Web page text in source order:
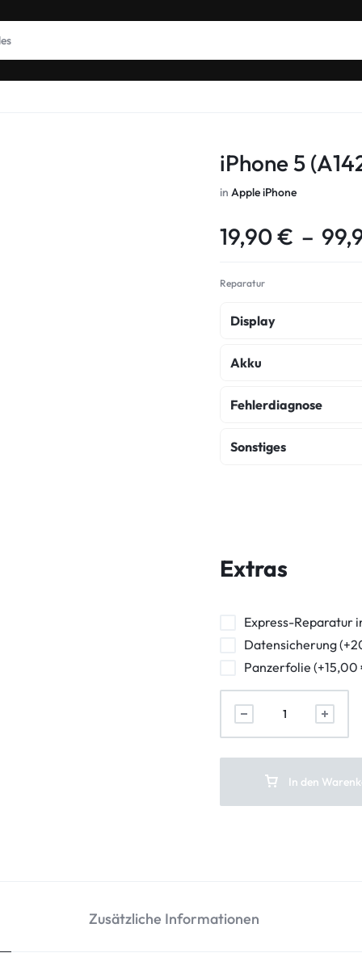
iPhone 5
inApple iPhone
19,90€ –
Reparatur
Display
Display Copy
Akku
Akku Austausch
Fehlerdiagnose
Fehlerdiagnose
Sonstiges
Backcover
Lautstärkeregler
Extras
Express-Reparatur
Datensicherung
Panzerfolie (+15,00
In den
Zusätzliche Informationen